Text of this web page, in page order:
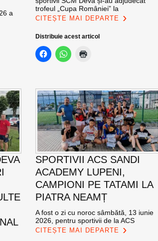
a
trofeul „Cupa României” la
CITEȘTE MAI DEPARTE
Distribuie acest articol
SPORTIVII ACS SANDI
ACADEMY LUPENI,
CAMPIONI PE TATAMI LA
PIATRA NEAMȚ
A fost o zi cu noroc sâmbătă, 13 iunie
2026, pentru sportivii de la ACS
CITEȘTE MAI DEPARTE